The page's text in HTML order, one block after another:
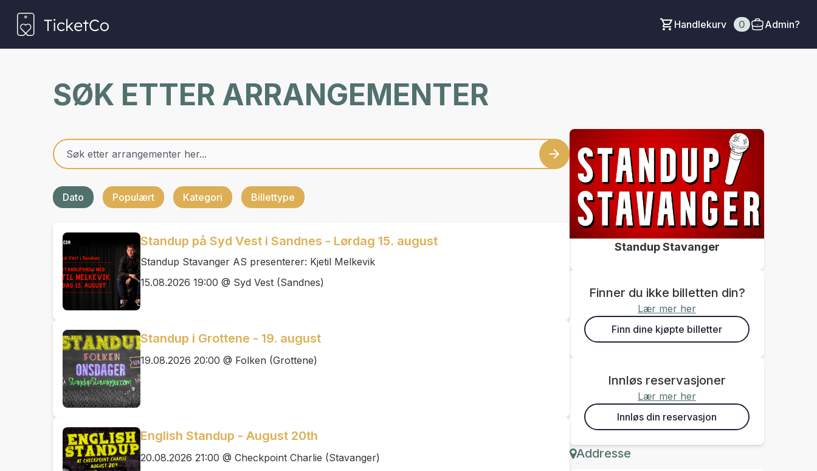
Handlekurv 0 Admin?
SØK ETTER ARRANGEMENTER
Dato Populært Kategori Billettype
Standup på Syd Vest i Sandnes - Lørdag 15. august
Standup Stavanger AS presenterer: Kjetil Melkevik
15.08.2026 19:00 @ Syd Vest (Sandnes)
Standup i Grottene - 19. august
19.08.2026 20:00 @ Folken (Grottene)
English Standup - August 20th
20.08.2026 21:00 @ Checkpoint Charlie (Stavanger)
Standup Stavanger
Finner du ikke billetten din?
Lær mer her
Finn dine kjøpte billetter
Innløs reservasjoner
Lær mer her
Innløs din reservasjon
Addresse